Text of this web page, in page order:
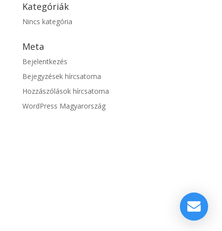
Kategóriák
Nincs kategória
Meta
Bejelentkezés
Bejegyzések hírcsatorna
Hozzászólások hírcsatorna
WordPress Magyarország